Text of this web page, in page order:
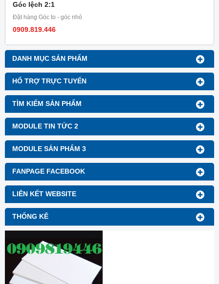
DANH MỤC SẢN PHẨM
HỔ TRỢ TRỰC TUYẾN
TÌM KIẾM SẢN PHẨM
MODULE TIN TỨC 2
MODULE SẢN PHẨM 3
FANPAGE FACEBOOK
LIÊN KẾT WEBSITE
THỐNG KÊ
Góc lệch 2:1
Đặt hàng Góc to - góc nhỏ
0909.819.446